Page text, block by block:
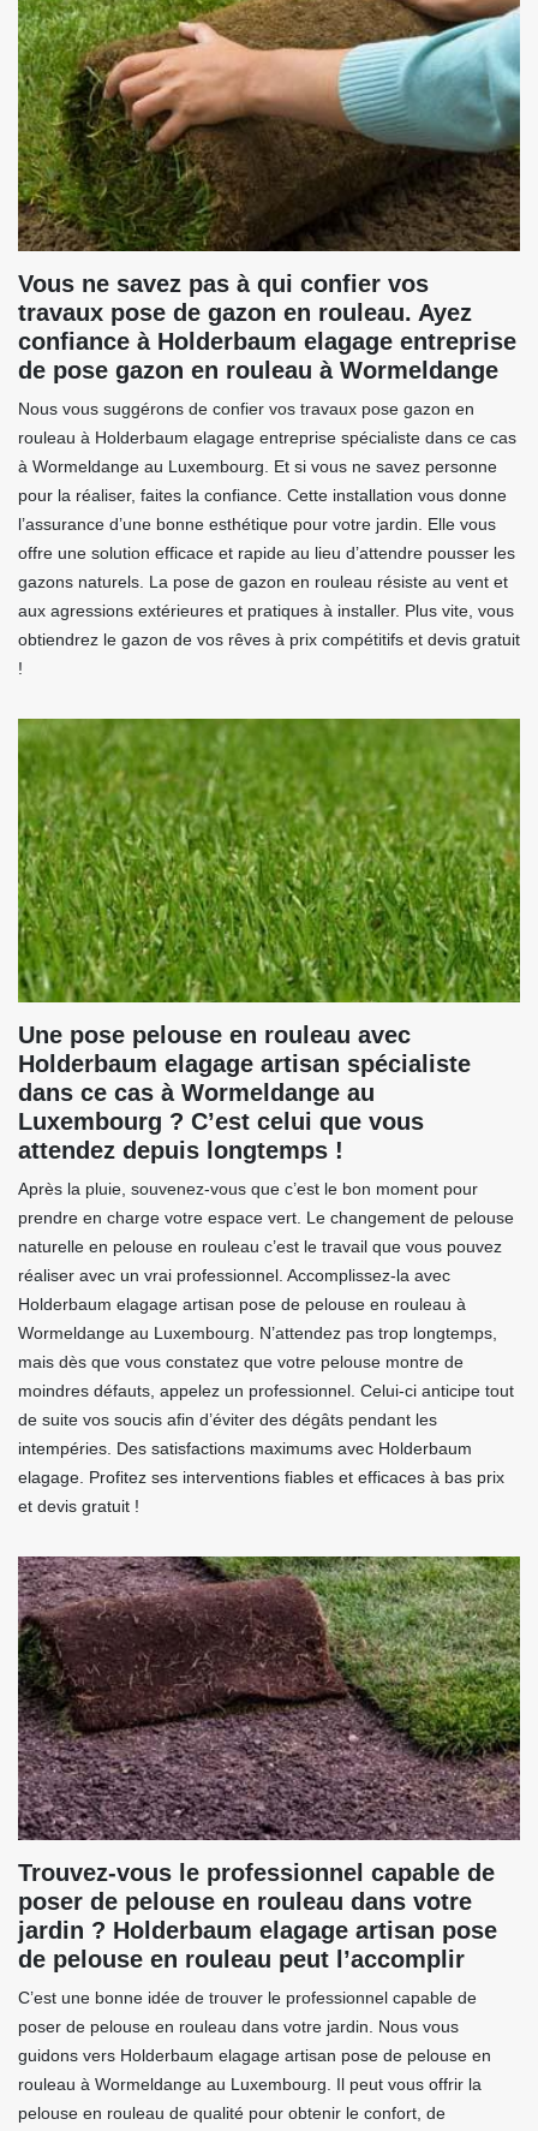
Vous ne savez pas à qui confier vos
travaux pose de gazon en rouleau. Ayez
confiance à Holderbaum elagage entreprise
de pose gazon en rouleau à Wormeldange
Nous vous suggérons de confier vos travaux pose gazon en
rouleau à Holderbaum elagage entreprise spécialiste dans ce cas
à Wormeldange au Luxembourg. Et si vous ne savez personne
pour la réaliser, faites la confiance. Cette installation vous donne
l’assurance d’une bonne esthétique pour votre jardin. Elle vous
offre une solution efficace et rapide au lieu d’attendre pousser les
gazons naturels. La pose de gazon en rouleau résiste au vent et
aux agressions extérieures et pratiques à installer. Plus vite, vous
obtiendrez le gazon de vos rêves à prix compétitifs et devis gratuit
!
Une pose pelouse en rouleau avec
Holderbaum elagage artisan spécialiste
dans ce cas à Wormeldange au
Luxembourg ? C’est celui que vous
attendez depuis longtemps !
Après la pluie, souvenez-vous que c’est le bon moment pour
prendre en charge votre espace vert. Le changement de pelouse
naturelle en pelouse en rouleau c’est le travail que vous pouvez
réaliser avec un vrai professionnel. Accomplissez-la avec
Holderbaum elagage artisan pose de pelouse en rouleau à
Wormeldange au Luxembourg. N’attendez pas trop longtemps,
mais dès que vous constatez que votre pelouse montre de
moindres défauts, appelez un professionnel. Celui-ci anticipe tout
de suite vos soucis afin d’éviter des dégâts pendant les
intempéries. Des satisfactions maximums avec Holderbaum
elagage. Profitez ses interventions fiables et efficaces à bas prix
et devis gratuit !
Trouvez-vous le professionnel capable de
poser de pelouse en rouleau dans votre
jardin ? Holderbaum elagage artisan pose
de pelouse en rouleau peut l’accomplir
C’est une bonne idée de trouver le professionnel capable de
poser de pelouse en rouleau dans votre jardin. Nous vous
guidons vers Holderbaum elagage artisan pose de pelouse en
rouleau à Wormeldange au Luxembourg. Il peut vous offrir la
pelouse en rouleau de qualité pour obtenir le confort, de